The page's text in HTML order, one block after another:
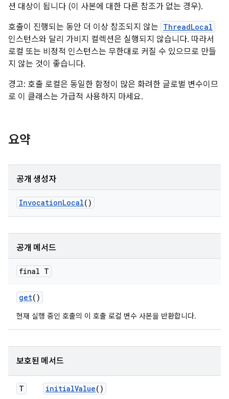
션 대상이 됩니다 (이 사본에 대한 다른 참조가 없는 경우).
호출이 진행되는 동안 더 이상 참조되지 않는 ThreadLocal
인스턴스와 달리 가비지 컬렉션은 실행되지 않습니다. 따라서
로컬 또는 비정적 인스턴스는 무한대로 커질 수 있으므로 만들
지 않는 것이 좋습니다.
경고: 호출 로컬은 동일한 함정이 많은 화려한 글로벌 변수이므
로 이 클래스는 가급적 사용하지 마세요.
요약
공개 생성자
InvocationLocal()
공개 메서드
final T
get()
현재 실행 중인 호출의 이 호출 로컬 변수 사본을 반환합니다.
보호된 메서드
T initialValue()